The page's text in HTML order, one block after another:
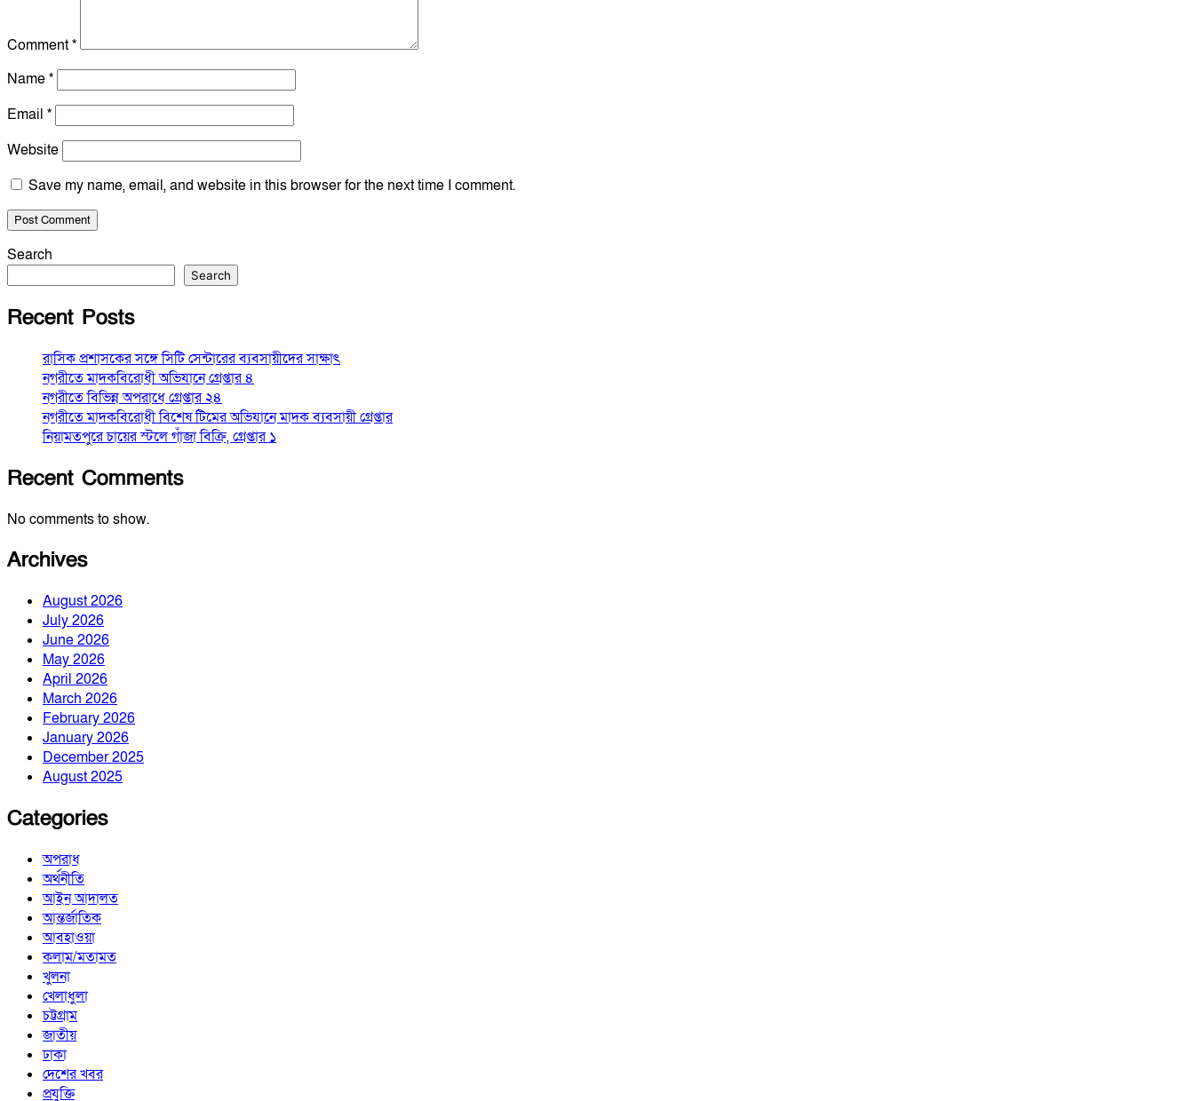
Comment*
Name*
Email *
Website
Save my name, email, and website in this browser for the next time I comment.
Search
Search
Recent Posts
রাসিক প্রশাসকের সঙ্গে সিটি সেন্টারের ব্যবসায়ীদের সাক্ষাৎ
নগরীতে মাদকবিরোধী অভিযানে গ্রেপ্তার ৪
নগরীতে বিভিন্ন অপরাধে গ্রেপ্তার ২৪
নগরীতে মাদকবিরোধী বিশেষ টিমের অভিযানে মাদক ব্যবসায়ী গ্রেপ্তার
নিয়ামতপুরে চায়ের স্টলে গাঁজা বিক্রি, গ্রেপ্তার ১
Recent Comments
No comments to show.
Archives
August 2026
July 2026
June 2026
May 2026
April 2026
March 2026
February 2026
January 2026
December 2025
August 2025
Categories
অপরাধ
অর্থনীতি
আইন আদালত
আন্তর্জাতিক
আবহাওয়া
কলাম/মতামত
খুলনা
খেলাধুলা
চট্টগ্রাম
জাতীয়
ঢাকা
দেশের খবর
প্রযুক্তি